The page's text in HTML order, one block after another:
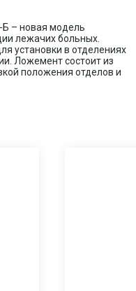
– новая модель
лежачих больных.
установки в отделениях
Ложемент состоит из
положения отделов и